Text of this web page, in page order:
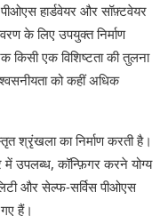
हार्डवेयर और सॉफ़्टवेयर
के लिए उपयुक्त निर्माण
एक विशिष्टता की तुलना
को कहीं अधिक
श्रृंखला का निर्माण करती है।
कॉन्फ़िगर करने योग्य
और सेल्फ-सर्विस पीओएस
हैं।